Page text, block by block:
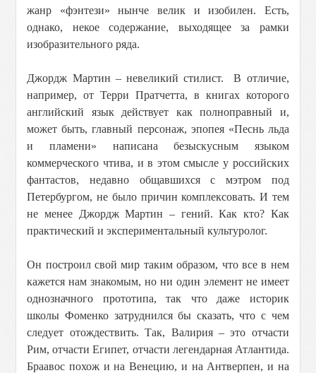
жанр «фэнтези» нынче велик и изобилен. Есть,
однако, некое содержание, выходящее за рамки
изобразительного ряда.
Джордж Мартин – невеликий стилист. В отличие,
например, от Терри Пратчетта, в книгах которого
английский язык действует как полноправный и,
может быть, главный персонаж, эпопея «Песнь льда
и пламени» написана безыскусным языком
коммерческого чтива, и в этом смысле у российских
фантастов, недавно общавшихся с мэтром под
Петербургом, не было причин комплексовать. И тем
не менее Джордж Мартин – гений. Как кто? Как
практический и экспериментальный культуролог.
Он построил свой мир таким образом, что все в нем
кажется нам знакомым, но ни один элемент не имеет
однозначного прототипа, так что даже историк
школы Фоменко затруднился бы сказать, что с чем
следует отождествить. Так, Валирия – это отчасти
Рим, отчасти Египет, отчасти легендарная Атлантида.
Браавос похож и на Венецию, и на Антверпен, и на